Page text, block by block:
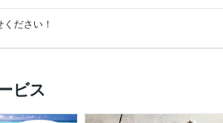
ださい！
ビス